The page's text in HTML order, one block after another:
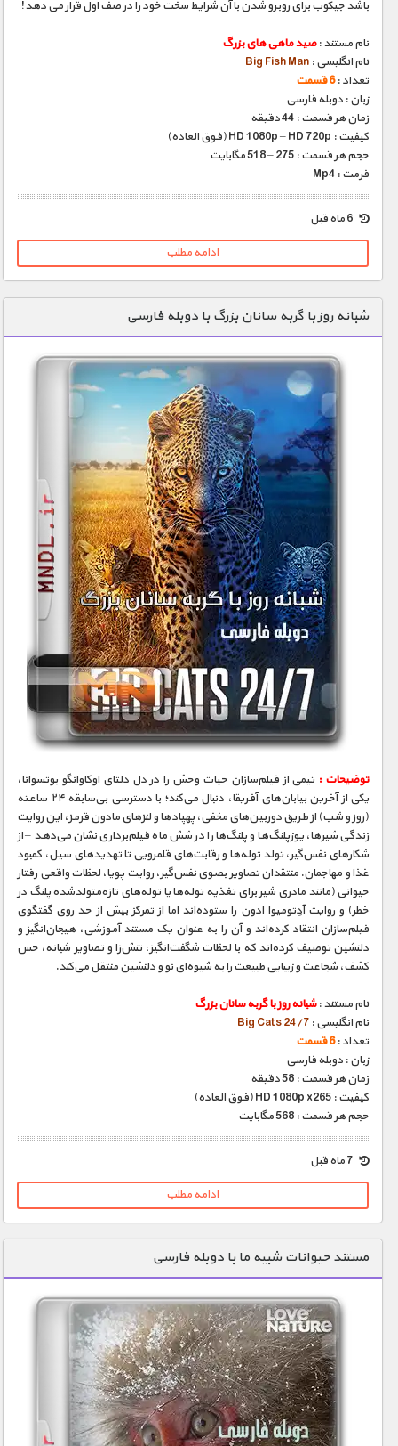
باشد جیکوب برای روبرو شدن با آن شرایط سخت خود را در صف اول قرار می دهد!
نام مستند :صید ماهی های بزرگ
نام انگلیسی : Big Fish Man
تعداد :6 قسمت
زبان : دوبله فارسی
زمان هر قسمت : 44 دقیقه
کیفیت : HD 1080p – HD 720p (فوق العاده)
حجم هر قسمت : 275 – 518 مگابایت
فرمت : Mp4
ادامه مطلب
شبانه روز با گربه سانان بزرگ با دوبله فارسی
توضیحات : تیمی از فیلم‌سازان حیات وحش را در دل دلتای اوکاوانگو بوتسوانا،
یکی از آخرین بیابان‌های آفریقا، دنبال می‌کند؛ با دسترسی بی‌سابقه ۲۴ ساعته
(روز و شب) از طریق دوربین‌های مخفی، پهپادها و لنزهای مادون قرمز، این روایت
زندگی شیرها، یوزپلنگ‌ها و پلنگ‌ها را در شش ماه فیلم‌برداری نشان می‌دهد – از
شکارهای نفس‌گیر، تولد توله‌ها و رقابت‌های قلمرویی تا تهدیدهای سیل، کمبود
غذا و مهاجمان. منتقدان تصاویر بصوی نفس‌گیر، روایت پویا، لحظات واقعی رفتار
حیوانی (مانند مادری شیر برای تغذیه توله‌ها یا توله‌های تازه‌متولدشده پلنگ در
خطر) و روایت آدِتومیوا ادون را ستوده‌اند اما از تمرکز بیش از حد روی گفتگوی
فیلم‌سازان انتقاد کرده‌اند و آن را به عنوان یک مستند آموزشی، هیجان‌انگیز و
دلنشین توصیف کرده‌اند که با لحظات شگفت‌انگیز، تنش‌زا و تصاویر شبانه، حس
کشف، شجاعت و زیبایی طبیعت را به شیوه‌ای نو و دلنشین منتقل می‌کند.
نام مستند :شبانه روز با گربه سانان بزرگ
نام انگلیسی : Big Cats 24/7
تعداد :6 قسمت
زبان : دوبله فارسی
زمان هر قسمت : 58 دقیقه
کیفیت : HD 1080p x265 (فوق العاده)
حجم هر قسمت : 568 مگابایت
ادامه مطلب
مستند حیوانات شبیه ما با دوبله فارسی